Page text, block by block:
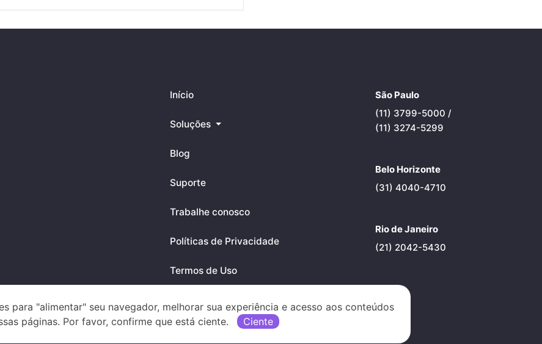
para "alimentar" seu navegador, melhorar sua experiência e acesso aos conteúdos
páginas. Por favor, confirme que está ciente.
Ciente
Início
Soluções
Blog
Suporte
Trabalhe conosco
Políticas de Privacidade
Termos de Uso
Downloads
São Paulo
(11) 3799-5000 /
(11) 3274-5299
Belo Horizonte
(31) 4040-4710
Rio de Janeiro
(21) 2042-5430